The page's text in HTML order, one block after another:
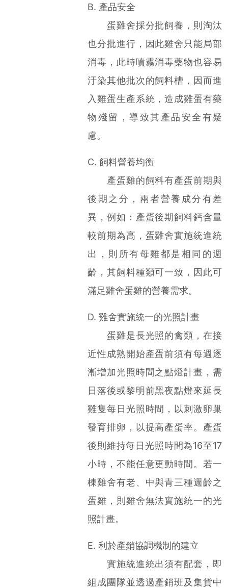
B. 產品安全
蛋雞舍採分批飼養，則淘汰
也分批進行，因此雞舍只能局部
消毒，此時噴霧消毒藥物也容易
汙染其他批次的飼料槽，因而進
入雞蛋生產系統，造成雞蛋有藥
物殘留，導致其產品安全有疑
慮。
C. 飼料營養均衡
產蛋雞的飼料有產蛋前期與
後期之分，兩者營養成分有差
異，例如：產蛋後期飼料鈣含量
較前期為高，蛋雞舍實施統進統
出，則所有母雞都是相同的週
齡，其飼料種類可一致，因此可
滿足雞舍蛋雞的營養需求。
D. 雞舍實施統一的光照計畫
蛋雞是長光照的禽類，在接
近性成熟開始產蛋前須有每週逐
漸增加光照時間之點燈計畫，需
日落後或黎明前黑夜點燈來延長
雞隻每日光照時間，以刺激卵巢
發育排卵，以提高產蛋率。產蛋
後則維持每日光照時間為16至17
小時，不能任意更動時間。若一
棟雞舍有老、中與青三種週齡之
蛋雞，則雞舍無法實施統一的光
照計畫。
E. 利於產銷協調機制的建立
實施統進統出須有配套，即
組成團隊並透過產銷班及集貨中